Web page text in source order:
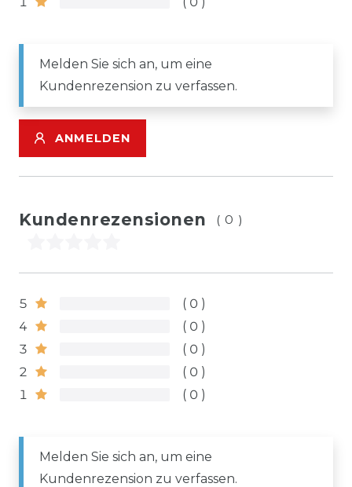
Melden Sie sich an, um eine
Kundenrezension zu verfassen.
ANMELDEN
Kundenrezensionen (0)
5
0
4
0
3
0
2
0
1
0
Melden Sie sich an, um eine
Kundenrezension zu verfassen.